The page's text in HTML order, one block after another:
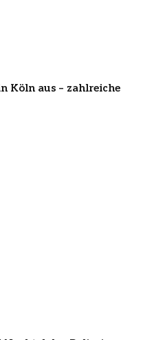
Köln aus – zahlreiche